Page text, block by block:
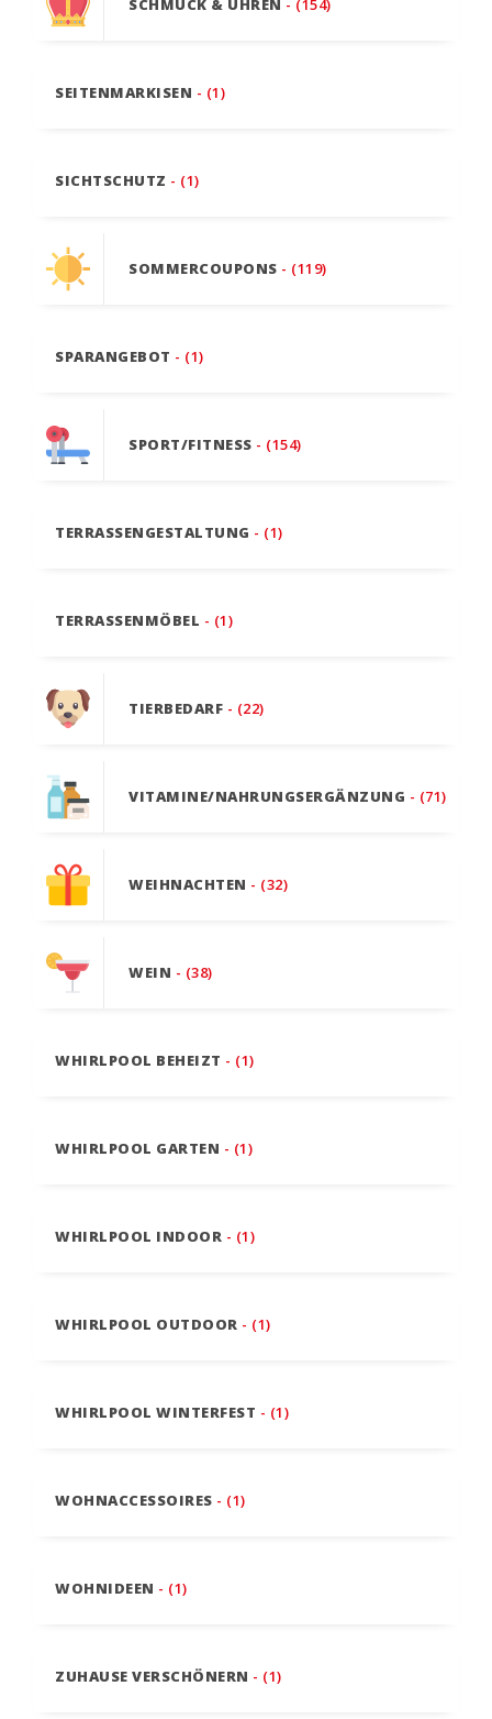
SCHMUCK & UHREN - (154)
SEITENMARKISEN - (1)
SICHTSCHUTZ - (1)
SOMMERCOUPONS - (119)
SPARANGEBOT - (1)
SPORT/FITNESS - (154)
TERRASSENGESTALTUNG - (1)
TERRASSENMÖBEL - (1)
TIERBEDARF - (22)
VITAMINE/NAHRUNGSERGÄNZUNG - (71)
WEIHNACHTEN - (32)
WEIN - (38)
WHIRLPOOL BEHEIZT - (1)
WHIRLPOOL GARTEN - (1)
WHIRLPOOL INDOOR - (1)
WHIRLPOOL OUTDOOR - (1)
WHIRLPOOL WINTERFEST - (1)
WOHNACCESSOIRES - (1)
WOHNIDEEN - (1)
ZUHAUSE VERSCHÖNERN - (1)